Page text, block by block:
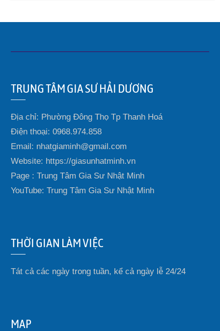
TRUNG TÂM GIA SƯ HẢI DƯƠNG
Địa chỉ: Phường Đông Thọ Tp Thanh Hoá
Điện thoại: 0968.974.858
Email: nhatgiaminh@gmail.com
Website: https://giasunhatminh.vn
Page : Trung Tâm Gia Sư Nhật Minh
YouTube: Trung Tâm Gia Sư Nhật Minh
THỜI GIAN LÀM VIỆC
Tát cả các ngày trong tuần, kể cả ngày lễ 24/24
MAP